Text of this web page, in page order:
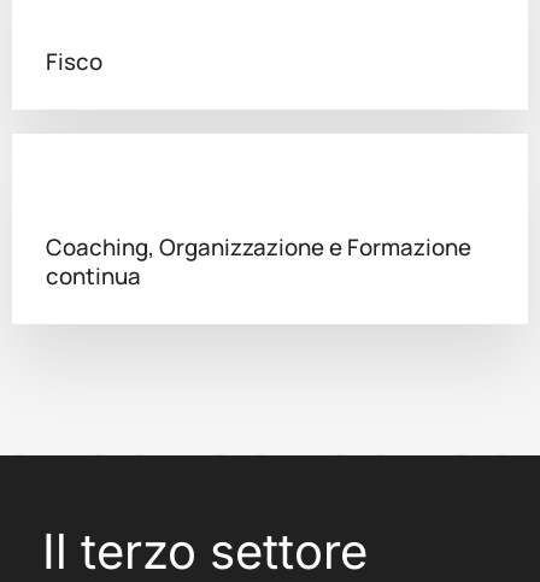
Fisco
Coaching, Organizzazione e Formazione
continua
Il terzo settore